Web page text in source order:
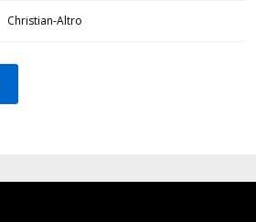
Christian-Altro